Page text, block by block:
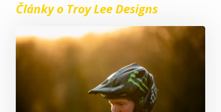
Články o Troy Lee Designs